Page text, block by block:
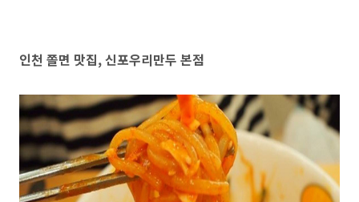
인천 쫄면 맛집, 신포우리만두 본점